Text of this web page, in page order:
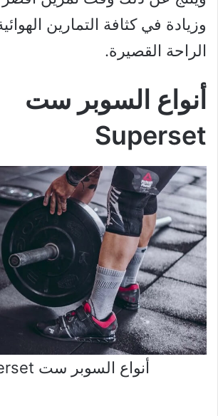
وزيادة في كثافة التمارين
الراحة القصيرة.
أنواع السوبر ست
Superset
أنواع السوبر ست Superset